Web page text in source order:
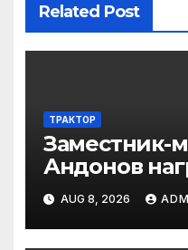
Related Post
ТРАКТОР
Заместник-
Андонов
ОСК
AUG 8, 2026